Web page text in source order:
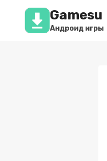
Перейти
содержимому
Gamesu
Андроид игры